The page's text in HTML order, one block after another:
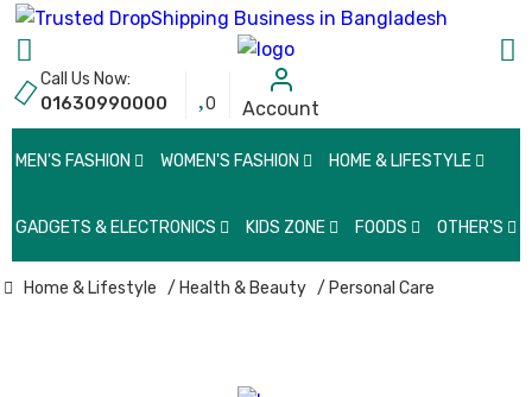
Call Us Now:
01630990000 0 Account
MEN'S FASHION WOMEN'S FASHION HOME & LIFESTYLE
GADGETS & ELECTRONICS KIDS ZONE FOODS OTHER'S
Home & Lifestyle / Health & Beauty / Personal Care